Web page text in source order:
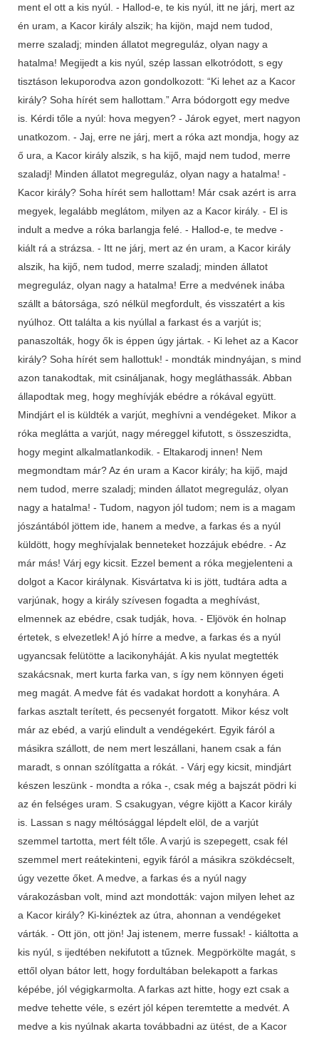
ment el ott a kis nyúl. - Hallod-e, te kis nyúl, itt ne járj, mert az
én uram, a Kacor király alszik; ha kijön, majd nem tudod,
merre szaladj; minden állatot megreguláz, olyan nagy a
hatalma! Megijedt a kis nyúl, szép lassan elkotródott, s egy
tisztáson lekuporodva azon gondolkozott: “Ki lehet az a Kacor
király? Soha hírét sem hallottam.” Arra bódorgott egy medve
is. Kérdi tőle a nyúl: hova megyen? - Járok egyet, mert nagyon
unatkozom. - Jaj, erre ne járj, mert a róka azt mondja, hogy az
ő ura, a Kacor király alszik, s ha kijő, majd nem tudod, merre
szaladj! Minden állatot megreguláz, olyan nagy a hatalma! -
Kacor király? Soha hírét sem hallottam! Már csak azért is arra
megyek, legalább meglátom, milyen az a Kacor király. - El is
indult a medve a róka barlangja felé. - Hallod-e, te medve -
kiált rá a strázsa. - Itt ne járj, mert az én uram, a Kacor király
alszik, ha kijő, nem tudod, merre szaladj; minden állatot
megreguláz, olyan nagy a hatalma! Erre a medvének inába
szállt a bátorsága, szó nélkül megfordult, és visszatért a kis
nyúlhoz. Ott találta a kis nyúllal a farkast és a varjút is;
panaszolták, hogy ők is éppen úgy jártak. - Ki lehet az a Kacor
király? Soha hírét sem hallottuk! - mondták mindnyájan, s mind
azon tanakodtak, mit csináljanak, hogy megláthassák. Abban
állapodtak meg, hogy meghívják ebédre a rókával együtt.
Mindjárt el is küldték a varjút, meghívni a vendégeket. Mikor a
róka meglátta a varjút, nagy méreggel kifutott, s összeszidta,
hogy megint alkalmatlankodik. - Eltakarodj innen! Nem
megmondtam már? Az én uram a Kacor király; ha kijő, majd
nem tudod, merre szaladj; minden állatot megreguláz, olyan
nagy a hatalma! - Tudom, nagyon jól tudom; nem is a magam
jószántából jöttem ide, hanem a medve, a farkas és a nyúl
küldött, hogy meghívjalak benneteket hozzájuk ebédre. - Az
már más! Várj egy kicsit. Ezzel bement a róka megjelenteni a
dolgot a Kacor királynak. Kisvártatva ki is jött, tudtára adta a
varjúnak, hogy a király szívesen fogadta a meghívást,
elmennek az ebédre, csak tudják, hova. - Eljövök én holnap
értetek, s elvezetlek! A jó hírre a medve, a farkas és a nyúl
ugyancsak felütötte a lacikonyháját. A kis nyulat megtették
szakácsnak, mert kurta farka van, s így nem könnyen égeti
meg magát. A medve fát és vadakat hordott a konyhára. A
farkas asztalt terített, és pecsenyét forgatott. Mikor kész volt
már az ebéd, a varjú elindult a vendégekért. Egyik fáról a
másikra szállott, de nem mert leszállani, hanem csak a fán
maradt, s onnan szólítgatta a rókát. - Várj egy kicsit, mindjárt
készen leszünk - mondta a róka -, csak még a bajszát pödri ki
az én felséges uram. S csakugyan, végre kijött a Kacor király
is. Lassan s nagy méltósággal lépdelt elöl, de a varjút
szemmel tartotta, mert félt tőle. A varjú is szepegett, csak fél
szemmel mert reátekinteni, egyik fáról a másikra szökdécselt,
úgy vezette őket. A medve, a farkas és a nyúl nagy
várakozásban volt, mind azt mondották: vajon milyen lehet az
a Kacor király? Ki-kinéztek az útra, ahonnan a vendégeket
várták. - Ott jön, ott jön! Jaj istenem, merre fussak! - kiáltotta a
kis nyúl, s ijedtében nekifutott a tűznek. Megpörkölte magát, s
ettől olyan bátor lett, hogy fordultában belekapott a farkas
képébe, jól végigkarmolta. A farkas azt hitte, hogy ezt csak a
medve tehette véle, s ezért jól képen teremtette a medvét. A
medve a kis nyúlnak akarta továbbadni az ütést, de a Kacor